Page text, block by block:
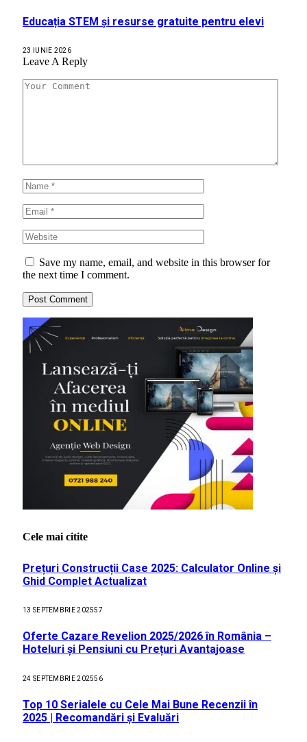
Educația STEM și resurse gratuite pentru elevi
23 IUNIE 2026
Leave A Reply
Save my name, email, and website in this browser for
the next time I comment.
Cele mai citite
Prețuri Construcții Case 2025: Calculator Online și
Ghid Complet Actualizat
13 SEPTEMBRIE 202557
Oferte Cazare Revelion 2025/2026 în România –
Hoteluri și Pensiuni cu Prețuri Avantajoase
24 SEPTEMBRIE 202556
Top 10 Serialele cu Cele Mai Bune Recenzii în
2025 | Recomandări și Evaluări